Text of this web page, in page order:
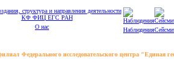
О нас Наблюдения
Федерального исследовательского центра "Единая